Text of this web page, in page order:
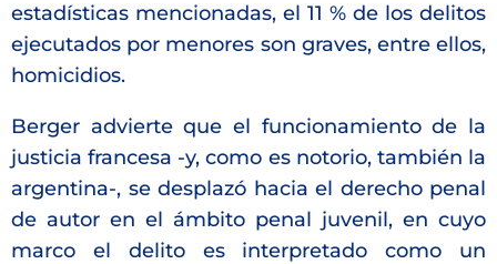
estadísticas mencionadas, el 11 % de los delitos
ejecutados por menores son graves, entre ellos,
homicidios.
Berger advierte que el funcionamiento de la
justicia francesa -y, como es notorio, también la
argentina-, se desplazó hacia el derecho penal
de autor en el ámbito penal juvenil, en cuyo
marco el delito es interpretado como un